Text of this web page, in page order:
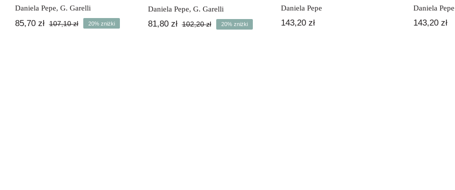
Daniela Pepe, G. Garelli
107,10złPierwotna
85,70 zł
Aktualna
20% zniżki
Daniela Pepe, G. Garelli
102,20złPierwotna
81,80 zł
Aktualna
20% zniżki
Daniela Pepe
143,20 zł
Daniela Pepe
143,20zł